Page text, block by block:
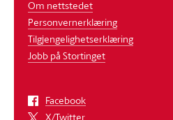
Om nettstedet
Personvernerklæring
Tilgjengelighetserklæring
Jobb på Stortinget
Facebook
X/Twitter